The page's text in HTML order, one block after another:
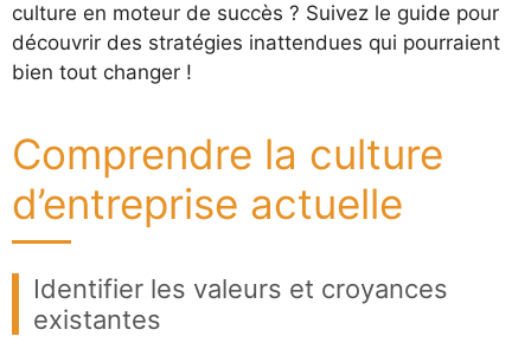
culture en moteur de succès ? Suivez le guide pour
découvrir des stratégies inattendues qui pourraient
bien tout changer !
Comprendre la culture
d’entreprise actuelle
Identifier les valeurs et croyances
existantes